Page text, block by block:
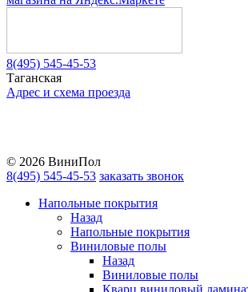
8(495) 545-45-53
Таганская
Адрес и схема проезда
© 2026 ВиниПол
8(495) 545-45-53 заказать звонок
Напольные покрытия
Назад
Напольные покрытия
Виниловые полы
Назад
Виниловые полы
Кварц виниловый